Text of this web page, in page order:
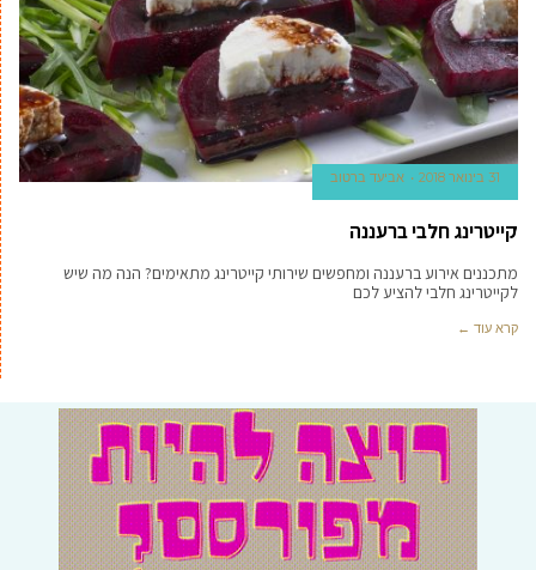
31 בינואר 2018 אביעד ברטוב
קייטרינג חלבי ברעננה
מתכננים אירוע ברעננה ומחפשים שירותי קייטרינג מתאימים? הנה מה שיש
לקייטרינג חלבי להציע לכם
קרא עוד ←